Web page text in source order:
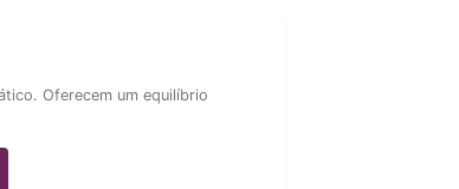
Oferecem um equilíbrio